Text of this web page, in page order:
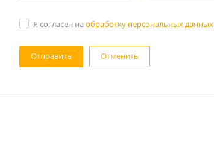
Я согласен на обработку персональных данных
Отменить